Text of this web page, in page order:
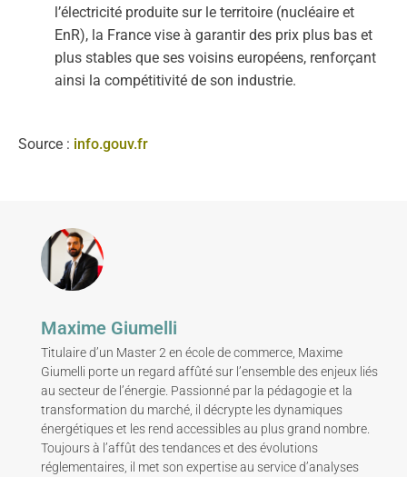
l’électricité produite sur le territoire (nucléaire et
EnR), la France vise à garantir des prix plus bas et
plus stables que ses voisins européens, renforçant
ainsi la compétitivité de son industrie.
Source : info.gouv.fr
Maxime Giumelli
Titulaire d’un Master 2 en école de commerce, Maxime
Giumelli porte un regard affûté sur l’ensemble des enjeux liés
au secteur de l’énergie. Passionné par la pédagogie et la
transformation du marché, il décrypte les dynamiques
énergétiques et les rend accessibles au plus grand nombre.
Toujours à l’affût des tendances et des évolutions
réglementaires, il met son expertise au service d’analyses